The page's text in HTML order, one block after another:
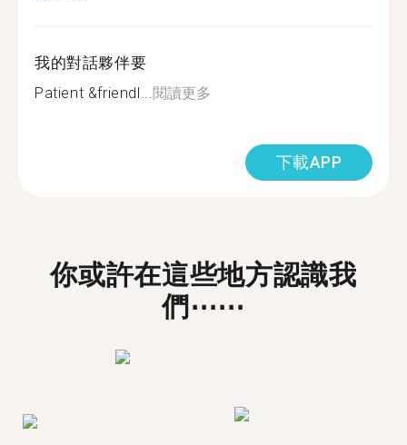
我的對話夥伴要
Patient &friendl...閱讀更多
下載APP
你或許在這些地方認識我
們⋯⋯